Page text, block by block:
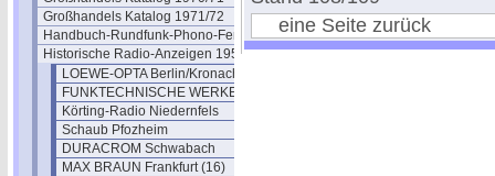
Großhandels Katalog 1971/72
Handbuch-Rundfunk-Phono-Fernseh
Historische Radio-Anzeigen 1950
LOEWE-OPTA Berlin/Kronach
FUNKTECHNISCHE WERKE-FÜSSEN
Körting-Radio Niedernfels
Schaub Pfozheim
DURACROM Schwabach
MAX BRAUN Frankfurt (16)
eine Seite zurück